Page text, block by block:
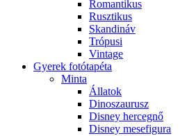
Romantikus
Rusztikus
Skandináv
Trópusi
Vintage
Gyerek fotótapéta
Minta
Állatok
Dinoszaurusz
Disney hercegnő
Disney mesefigura